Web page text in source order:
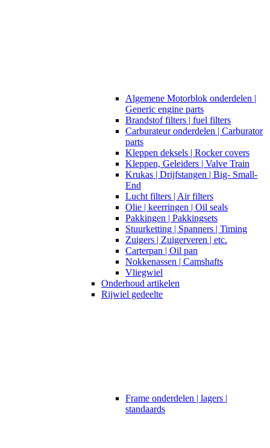
Algemene Motorblok onderdelen |
Generic engine parts
Brandstof filters | fuel filters
Carburateur onderdelen | Carburator
parts
Kleppen deksels | Rocker covers
Kleppen, Geleiders | Valve Train
Krukas | Drijfstangen | Big- Small-
End
Lucht filters | Air filters
Olie | keerringen | Oil seals
Pakkingen | Pakkingsets
Stuurketting | Spanners | Timing
Zuigers | Zuigerveren | etc.
Carterpan | Oil pan
Nokkenassen | Camshafts
Vliegwiel
Onderhoud artikelen
Rijwiel gedeelte
Frame onderdelen | lagers |
standaards